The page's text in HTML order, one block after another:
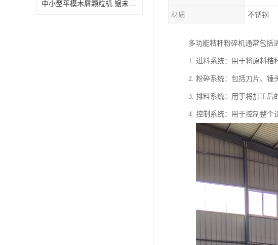
中小型平模木屑颗粒机 锯末刨花生物质燃料秸秆压缩颗粒机
材质 不锈钢
多功能秸秆粉碎机通常包括
1. 进料系统：用于将原料秸
2. 粉碎系统：包括刀片、锤
3. 排料系统：用于将加工后
4. 控制系统：用于控制整个